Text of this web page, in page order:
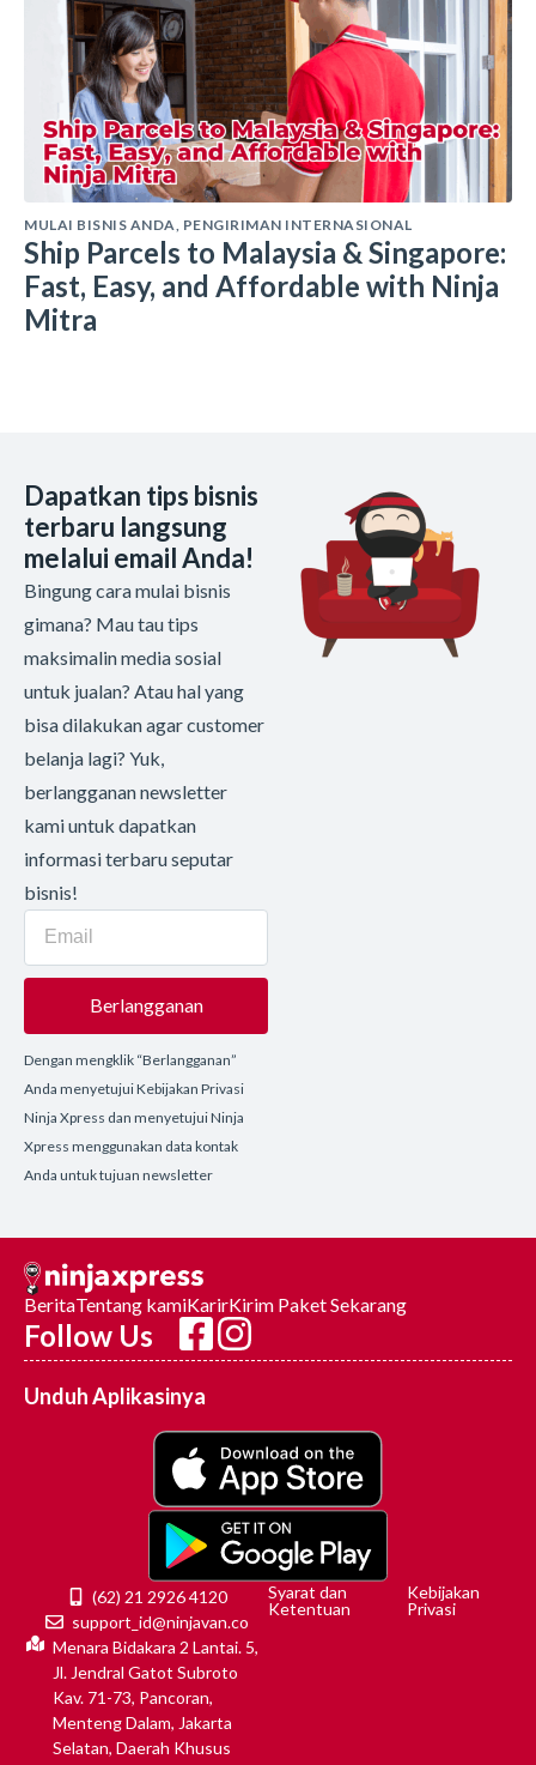
MULAI BISNIS ANDA PENGIRIMAN INTERNASIONAL
Ship Parcels to Malaysia & Singapore:
Fast, Easy, and Affordable with Ninja
Mitra
Dapatkan tips bisnis
terbaru langsung
melalui email Anda!
Bingung cara mulai bisnis
gimana? Mau tau tips
maksimalin media sosial
untuk jualan? Atau hal yang
bisa dilakukan agar customer
belanja lagi? Yuk,
berlangganan newsletter
kami untuk dapatkan
informasi terbaru seputar
bisnis!
Berlangganan
Dengan mengklik “Berlangganan”
Anda menyetujui Kebijakan Privasi
Ninja Xpress dan menyetujui Ninja
Xpress menggunakan data kontak
Anda untuk tujuan newsletter
BeritaTentang kamiKarirKirim Paket Sekarang
Follow Us
Unduh Aplikasinya
(62) 21 2926 4120
support_id@ninjavan.co
Menara Bidakara 2 Lantai. 5,
Jl. Jendral Gatot Subroto
Kav. 71-73, Pancoran,
Menteng Dalam, Jakarta
Selatan, Daerah Khusus
Syarat dan
Ketentuan
Kebijakan
Privasi